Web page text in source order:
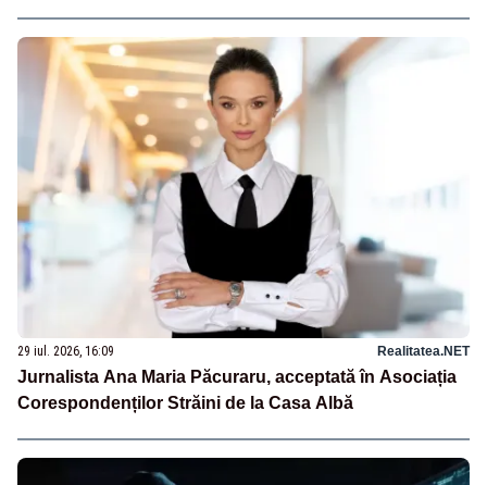
29 iul. 2026, 16:09 Realitatea.NET
Jurnalista Ana Maria Păcuraru, acceptată în Asociația
Corespondenților Străini de la Casa Albă